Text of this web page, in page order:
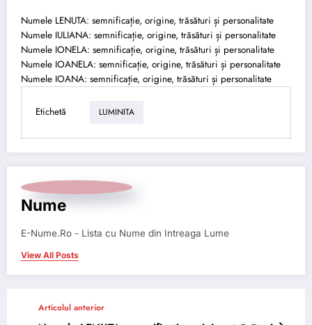
Numele LENUTA: semnificație, origine, trăsături și personalitate
Numele IULIANA: semnificație, origine, trăsături și personalitate
Numele IONELA: semnificație, origine, trăsături și personalitate
Numele IOANELA: semnificație, origine, trăsături și personalitate
Numele IOANA: semnificație, origine, trăsături și personalitate
Etichetă LUMINITA
Nume
E-Nume.Ro - Lista cu Nume din Intreaga Lume
View All Posts
Articolul anterior